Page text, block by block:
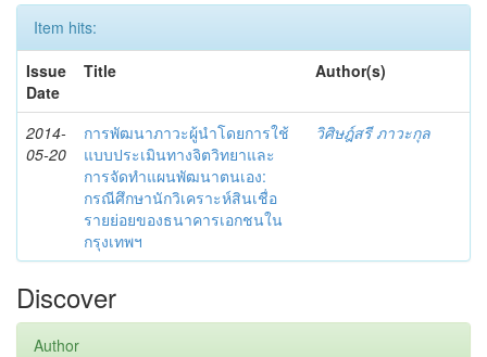
Item hits:
Issue
Date
Title Author(s)
2014-
05-20
การพัฒนาภาวะผู้นำโดยการใช้
แบบประเมินทางจิตวิทยาและ
การจัดทำแผนพัฒนาตนเอง:
กรณีศึกษานักวิเคราะห์สินเชื่อ
รายย่อยของธนาคารเอกชนใน
กรุงเทพฯ
วิศิษฎ์สรี ภาวะกุล
Discover
Author